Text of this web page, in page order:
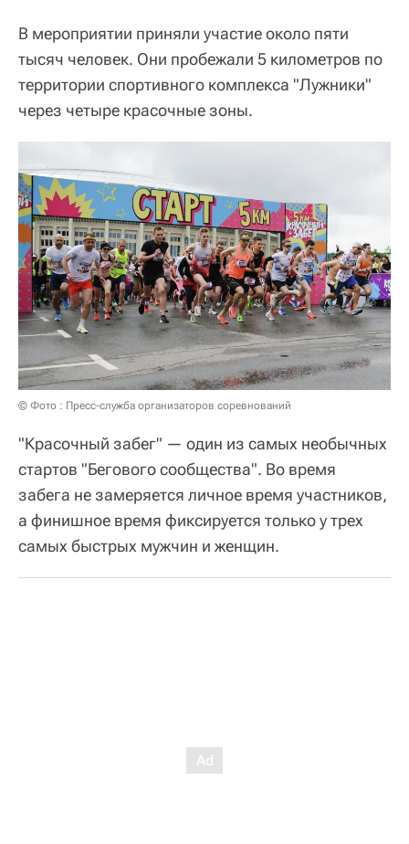
В мероприятии приняли участие около пяти
тысяч человек. Они пробежали 5 километров по
территории спортивного комплекса "Лужники"
через четыре красочные зоны.
© Фото : Пресс-служба организаторов соревнований
"Красочный забег" — один из самых необычных
стартов "Бегового сообщества". Во время
забега не замеряется личное время участников,
а финишное время фиксируется только у трех
самых быстрых мужчин и женщин.